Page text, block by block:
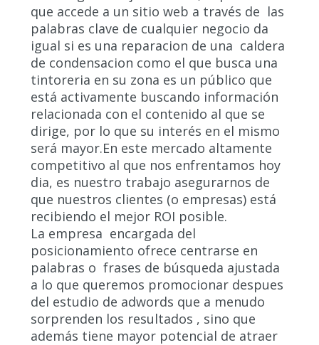
que accede a un sitio web a través de las
palabras clave de cualquier negocio da
igual si es una reparacion de una caldera
de condensacion como el que busca una
tintoreria en su zona es un público que
está activamente buscando información
relacionada con el contenido al que se
dirige, por lo que su interés en el mismo
será mayor.En este mercado altamente
competitivo al que nos enfrentamos hoy
dia, es nuestro trabajo asegurarnos de
que nuestros clientes (o empresas) está
recibiendo el mejor ROI posible.
La empresa encargada del
posicionamiento ofrece centrarse en
palabras o frases de búsqueda ajustada
a lo que queremos promocionar despues
del estudio de adwords que a menudo
sorprenden los resultados , sino que
además tiene mayor potencial de atraer